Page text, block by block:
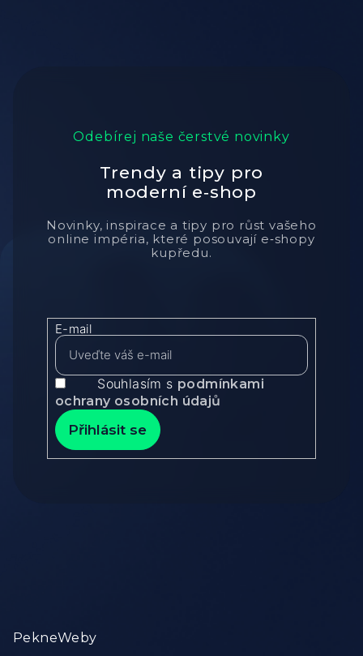
Odebírej naše čerstvé novinky
Trendy a tipy pro
moderní e‑shop
Novinky, inspirace a tipy pro růst vašeho
online impéria, které posouvají e‑shopy
kupředu.
E-mail
Souhlasím s podmínkami
ochrany osobních údajů
Přihlásit se
PekneWeby